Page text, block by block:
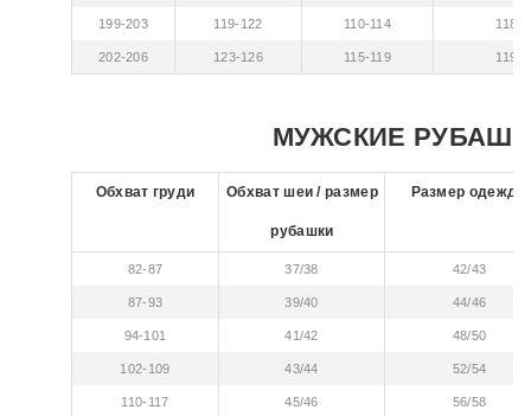
199-203 119-122 110-114 118-
202-206 123-126 115-119 119-
МУЖСКИЕ
Обхват груди Обхват шеи / размер
рубашки
Размер одежды
82-87 37/38 42/43
87-93 39/40 44/46
94-101 41/42 48/50
102-109 43/44 52/54
110-117 45/46 56/58